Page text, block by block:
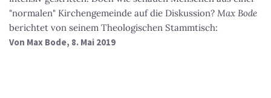
"normalen" Kirchengemeinde auf die Diskussion? Max Bode
berichtet von seinem Theologischen Stammtisch:
Von Max Bode, 8. Mai 2019